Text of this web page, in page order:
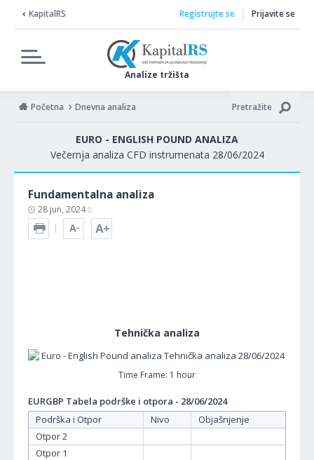
KapitalRS
Analize tržišta
Registrujte se Prijavite se
Početna Dnevna analiza Pretražite
EURO - ENGLISH POUND ANALIZA
Večernja analiza CFD instrumenata 28/06/2024
Fundamentalna analiza
28 jun, 2024
Tehnička analiza
Time Frame: 1 hour
EURGBP Tabela podrške i otpora - 28/06/2024
Podrška i Otpor
Nivo
Objašnjenje
Otpor 2
Otpor 1